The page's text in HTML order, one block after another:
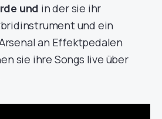
und in der sie ihr
und ein
an Effektpedalen
sie ihre Songs live über